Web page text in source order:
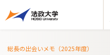
総長の出会いメモ（2025年度）